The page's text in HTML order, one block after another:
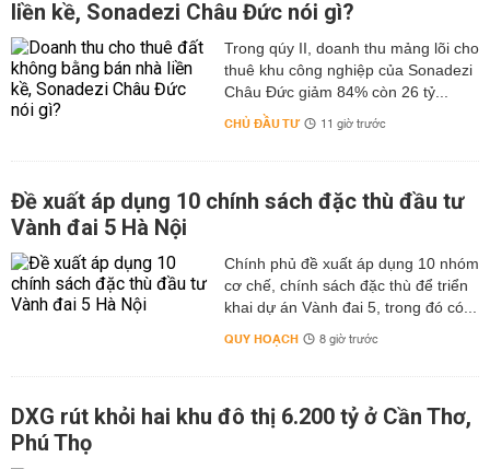
liền kề, Sonadezi Châu Đức nói gì?
Trong qúy II, doanh thu mảng lõi cho
thuê khu công nghiệp của Sonadezi
Châu Đức giảm 84% còn 26 tỷ...
CHỦ ĐẦU TƯ 11 giờ trước
Đề xuất áp dụng 10 chính sách đặc thù đầu tư
Vành đai 5 Hà Nội
Chính phủ đề xuất áp dụng 10 nhóm
cơ chế, chính sách đặc thù để triển
khai dự án Vành đai 5, trong đó có...
QUY HOẠCH 8 giờ trước
DXG rút khỏi hai khu đô thị 6.200 tỷ ở Cần Thơ,
Phú Thọ